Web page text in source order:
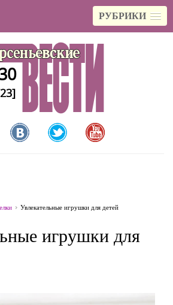
РУБРИКИ
Увлекательные игрушки для детей
игрушки для